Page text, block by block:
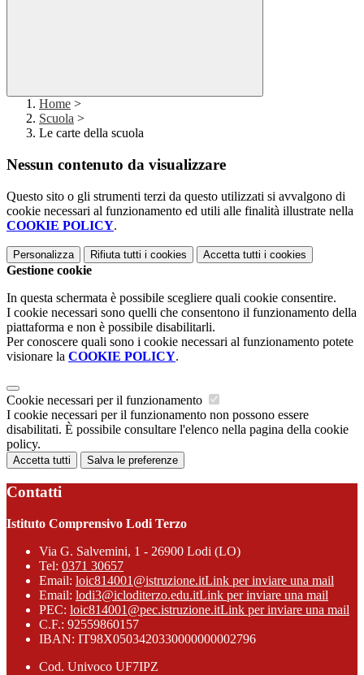
Home >
Scuola >
Le carte della scuola
Nessun contenuto da visualizzare
Questo sito o gli strumenti terzi da questo utilizzati si avvalgono di
cookie necessari al funzionamento ed utili alle finalità illustrate nella
COOKIE POLICY.
Personalizza Rifiuta tutti i cookies Accetta tutti i cookies
Gestione cookie
In questa schermata è possibile scegliere quali cookie consentire.
I cookie necessari sono quelli che consentono il funzionamento della
piattaforma e non è possibile disabilitarli.
Per conoscere quali sono i cookie necessari al funzionamento potete
visionare la COOKIE POLICY.
Cookie necessari per il funzionamento
I cookie necessari per il funzionamento non possono essere
disabilitati. È possibile consultare l'elenco nella pagina della cookie
policy.
Accetta tutti Salva le preferenze
Contatti
Istituto Comprensivo Lodi Terzo
Via G. Salvemini, 1 - 26900 Lodi (LO)
Tel: 0371 30657
Email: loic814001@istruzione.itLink per inviare una mail
Email: lodi3@icloditerzo.edu.itLink per inviare una mail
PEC: loic814001@pec.istruzione.itLink per inviare una mail
C.F.: 92559860157
IBAN: IT98X0503420330000000002796
Cod. Univoco UF7IPZ